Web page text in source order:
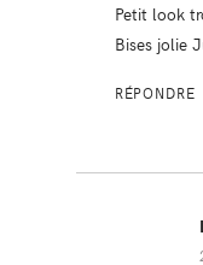
Petit look
Bises jolie
RÉPONDRE